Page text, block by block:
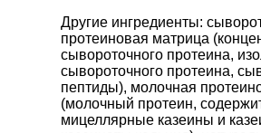
Другие ингредиенты:
протеиновая матрица
сывороточного протеина,
сывороточного протеина,
пептиды), молочная
(молочный протеин,
мицеллярные казеины и